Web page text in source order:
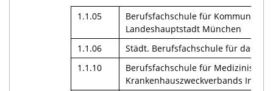
1.1.05
Berufsfachschule für
Landeshauptstadt München
1.1.06
Städt. Berufsfachschule für das
1.1.10
Berufsfachschule für Medizinische
Krankenhauszweckverbands